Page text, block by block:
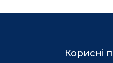
Корисні